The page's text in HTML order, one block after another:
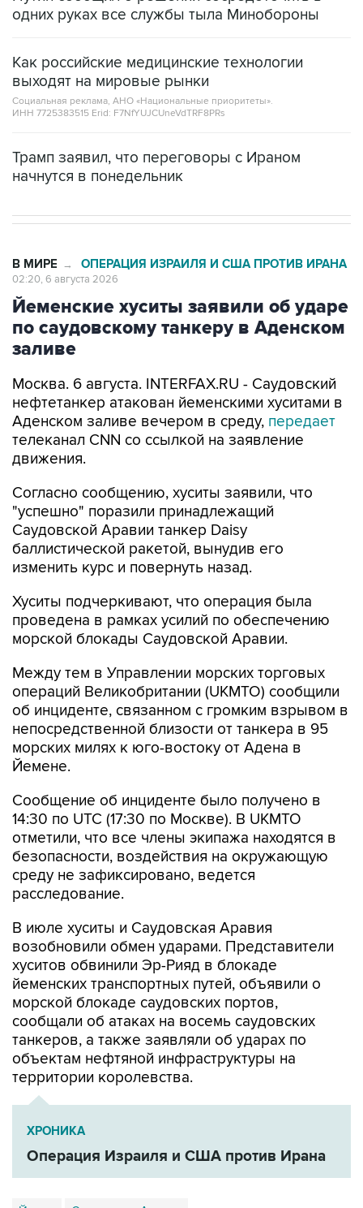
одних руках все службы тыла Минобороны
Как российские медицинские технологии
выходят на мировые рынки
Социальная реклама, АНО «Национальные приоритеты».
ИНН 7725383515 Erid: F7NfYUJCUneVdTRF8PRs
Трамп заявил, что переговоры с Ираном
начнутся в понедельник
В МИРЕ → ОПЕРАЦИЯ ИЗРАИЛЯ И США ПРОТИВ ИРАНА
02:20, 6 августа 2026
Йеменские хуситы заявили об ударе
по саудовскому танкеру в Аденском
заливе
Москва. 6 августа. INTERFAX.RU - Саудовский
нефтетанкер атакован йеменскими хуситами в
Аденском заливе вечером в среду, передает
телеканал CNN со ссылкой на заявление
движения.
Согласно сообщению, хуситы заявили, что
"успешно" поразили принадлежащий
Саудовской Аравии танкер Daisy
баллистической ракетой, вынудив его
изменить курс и повернуть назад.
Хуситы подчеркивают, что операция была
проведена в рамках усилий по обеспечению
морской блокады Саудовской Аравии.
Между тем в Управлении морских торговых
операций Великобритании (UKMTO) сообщили
об инциденте, связанном с громким взрывом в
непосредственной близости от танкера в 95
морских милях к юго-востоку от Адена в
Йемене.
Сообщение об инциденте было получено в
14:30 по UTC (17:30 по Москве). В UKMTO
отметили, что все члены экипажа находятся в
безопасности, воздействия на окружающую
среду не зафиксировано, ведется
расследование.
В июле хуситы и Саудовская Аравия
возобновили обмен ударами. Представители
хуситов обвинили Эр-Рияд в блокаде
йеменских транспортных путей, объявили о
морской блокаде саудовских портов,
сообщали об атаках на восемь саудовских
танкеров, а также заявляли об ударах по
объектам нефтяной инфраструктуры на
территории королевства.
ХРОНИКА
Операция Израиля и США против Ирана